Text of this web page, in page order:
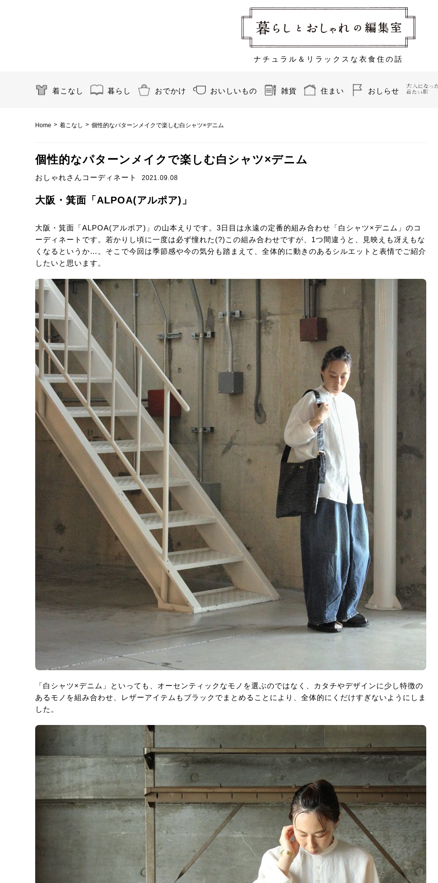
ナチュラル＆リラックスな衣食住の話
着こなし 暮らし おでかけ おいしいもの 雑貨 住まい おしらせ
Home > 着こなし > 個性的なパターンメイクで楽しむ白シャツ×デニム
個性的なパターンメイクで楽しむ白シャツ×デニム
おしゃれさんコーディネート 2021.09.08
大阪・箕面「ALPOA(アルポア)」
大阪・箕面「ALPOA(アルポア)」の山本えりです。3日目は永遠の定番的組み合わせ「白シャツ×デニム」のコ
ーディネートです。若かりし頃に一度は必ず憧れた(?)この組み合わせですが、1つ間違うと、見映えも冴えもな
くなるというか…。そこで今回は季節感や今の気分も踏まえて、全体的に動きのあるシルエットと表情でご紹介
したいと思います。
「白シャツ×デニム」といっても、オーセンティックなモノを選ぶのではなく、カタチやデザインに少し特徴の
あるモノを組み合わせ、レザーアイテムもブラックでまとめることにより、全体的にくだけすぎないようにしま
した。